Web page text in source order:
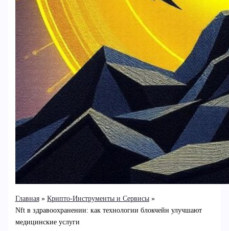
Главная
Крипто-Инструменты и Сервисы
Nft в здравоохранении: как технологии блокчейн улучшают
медицинские услуги